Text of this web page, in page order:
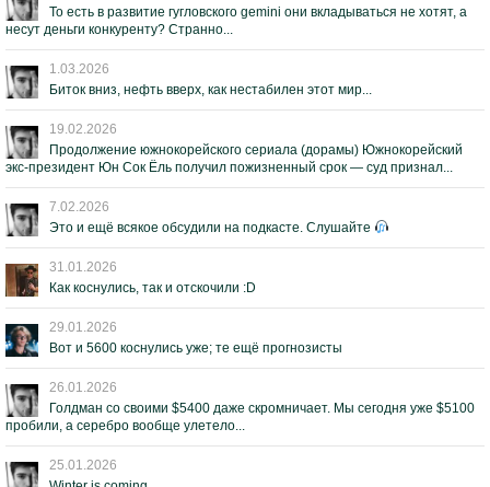
То есть в развитие гугловского gemini они вкладываться не хотят, а
несут деньги конкуренту? Странно...
1.03.2026
Биток вниз, нефть вверх, как нестабилен этот мир...
19.02.2026
Продолжение южнокорейского сериала (дорамы) Южнокорейский
экс-президент Юн Сок Ёль получил пожизненный срок — суд признал...
7.02.2026
Это и ещё всякое обсудили на подкасте. Слушайте
31.01.2026
Как коснулись, так и отскочили :D
29.01.2026
Вот и 5600 коснулись уже; те ещё прогнозисты
26.01.2026
Голдман со своими $5400 даже скромничает. Мы сегодня уже $5100
пробили, а серебро вообще улетело...
25.01.2026